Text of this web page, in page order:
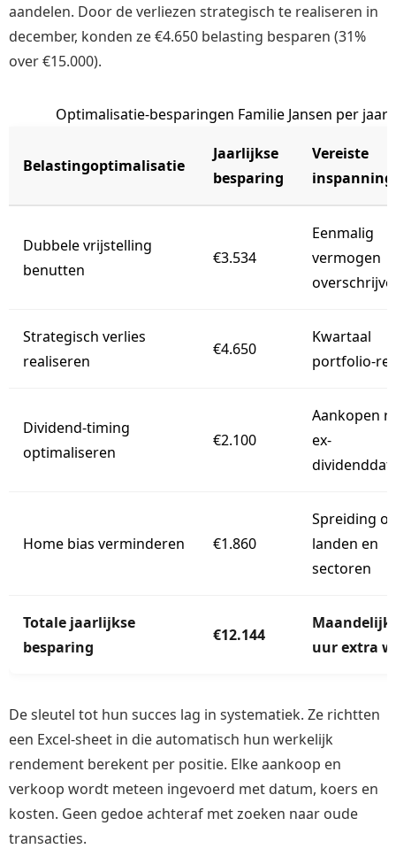
aandelen. Door de verliezen strategisch te realiseren in
december, konden ze €4.650 belasting besparen (31%
over €15.000).
Optimalisatie-besparingen Familie Jansen per jaar
Belastingoptimalisatie
Jaarlijkse
besparing
Vereiste
inspanning
Dubbele vrijstelling
benutten
€3.534
Eenmalig
vermogen
Strategisch verlies
realiseren
€4.650
Kwartaal
portfolio-
Dividend-timing
optimaliseren
€2.100
Aankopen
ex-
Home bias verminderen €1.860
Spreiding
landen en
sectoren
Totale jaarlijkse
besparing
€12.144
uur extra
De sleutel tot hun succes lag in systematiek. Ze richtten
een Excel-sheet in die automatisch hun werkelijk
rendement berekent per positie. Elke aankoop en
verkoop wordt meteen ingevoerd met datum, koers en
kosten. Geen gedoe achteraf met zoeken naar oude
transacties.